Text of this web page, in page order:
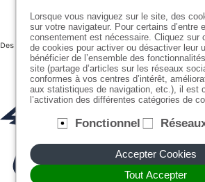
Des recettes faites maison, avec des produits frais et
Lorsque vous naviguez sur le site, des
sur votre navigateur. Pour certains d’entre
consentement est nécessaire. Cliquez sur
de cookies pour activer ou désactiver leur
bénéficier de l’ensemble des
site (partage d’articles sur les réseaux
conformes à vos centres d’intérêt,
aux statistiques de navigation, etc.), il est
l’activation des différentes catégories de
Fonctionnel
Accepter Cookies
Tout Accepter